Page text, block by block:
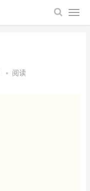
• 阅读